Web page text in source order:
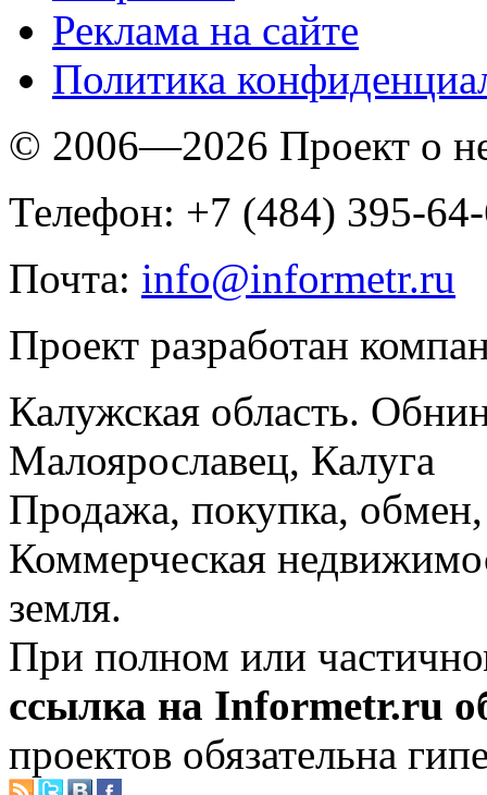
Реклама на сайте
Политика
© 2006—2026 Проект о
Телефон: +7 (484) 395-
Почта: info@informetr.ru
Проект разработан
Калужская область.
Малоярославец, Калуга
Продажа, покупка, обмен,
Коммерческая
земля.
При полном или
ссылка на Informetr.ru
проектов обязательна